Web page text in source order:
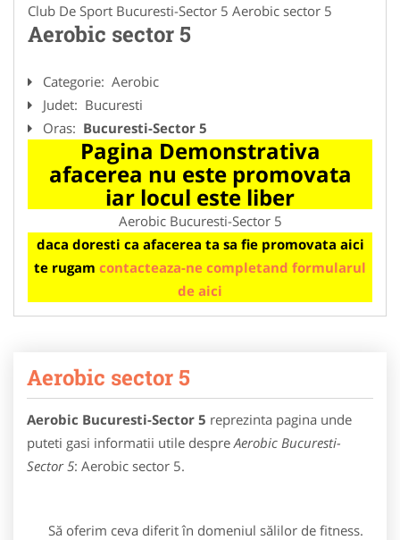
Club De Sport Bucuresti-Sector 5 Aerobic sector 5
Aerobic sector 5
Categorie: Aerobic
Judet: Bucuresti
Oras: Bucuresti-Sector 5
Pagina Demonstrativa
afacerea nu este promovata
iar locul este liber
Aerobic Bucuresti-Sector 5
daca doresti ca afacerea ta sa fie promovata aici
te rugam contacteaza-ne completand formularul
de aici
Aerobic sector 5
Aerobic Bucuresti-Sector 5 reprezinta pagina unde
puteti gasi informatii utile despre Aerobic Bucuresti-
Sector 5: Aerobic sector 5.
Să oferim ceva diferit în domeniul sălilor de fitness.